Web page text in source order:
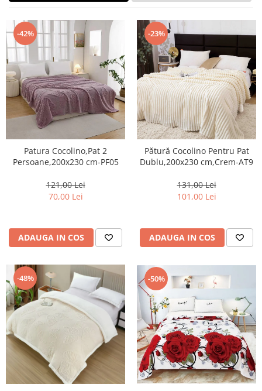
-42%
Patura Cocolino,Pat 2
Persoane,200x230 cm-PF05
121,00 Lei
70,00 Lei
ADAUGA IN COS
-23%
Pătură Cocolino Pentru Pat
Dublu,200x230 cm,Crem-AT9
131,00 Lei
101,00 Lei
ADAUGA IN COS
-48% -50%